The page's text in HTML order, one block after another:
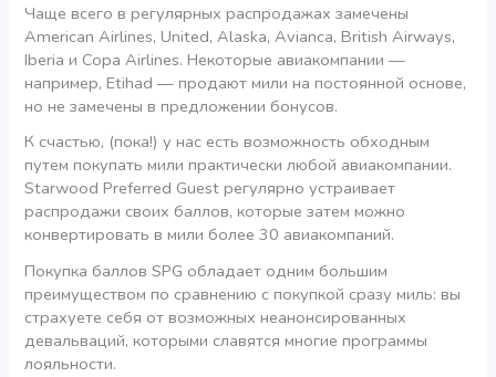
Чаще всего в регулярных распродажах замечены
American Airlines, United, Alaska, Avianca, British Airways,
Iberia и Copa Airlines. Некоторые авиакомпании —
например, Etihad — продают мили на постоянной основе,
но не замечены в предложении бонусов.
К счастью, (пока!) у нас есть возможность обходным
путем покупать мили практически любой авиакомпании.
Starwood Preferred Guest регулярно устраивает
распродажи своих баллов, которые затем можно
конвертировать в мили более 30 авиакомпаний.
Покупка баллов SPG обладает одним большим
преимуществом по сравнению с покупкой сразу миль: вы
страхуете себя от возможных неанонсированных
девальваций, которыми славятся многие программы
лояльности.